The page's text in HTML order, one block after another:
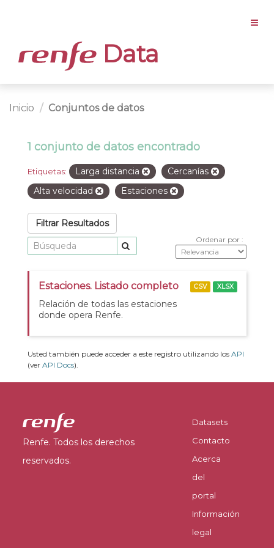
Data
Inicio Conjuntos de datos
1 conjunto de datos encontrado
Etiquetas: Larga distancia
Cercanías
Alta velocidad
Estaciones
Filtrar Resultados
Ordenar por
Estaciones. Listado completo
Relación de todas las estaciones
donde opera Renfe.
CSV XLSX
Usted también puede acceder a este registro utilizando los API
(ver API Docs).
Renfe. Todos los derechos
reservados.
Datasets
Contacto
Acerca
del
portal
Información
legal